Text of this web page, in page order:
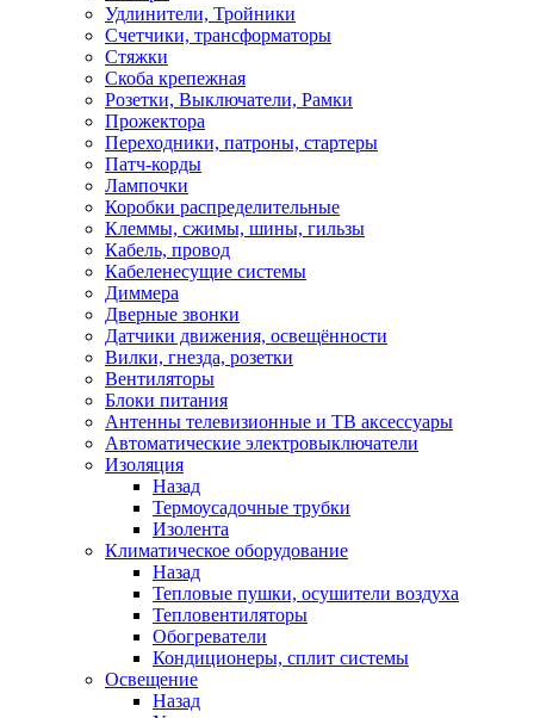
Удлинители, Тройники
Счетчики, трансформаторы
Стяжки
Скоба крепежная
Розетки, Выключатели, Рамки
Прожектора
Переходники, патроны, стартеры
Патч-корды
Лампочки
Коробки распределительные
Клеммы, сжимы, шины, гильзы
Кабель, провод
Кабеленесущие системы
Диммера
Дверные звонки
Датчики движения, освещённости
Вилки, гнезда, розетки
Вентиляторы
Блоки питания
Антенны телевизионные и ТВ аксессуары
Автоматические электровыключатели
Изоляция
Назад
Термоусадочные трубки
Изолента
Климатическое оборудование
Назад
Тепловые пушки, осушители воздуха
Тепловентиляторы
Обогреватели
Кондиционеры, сплит системы
Освещение
Назад